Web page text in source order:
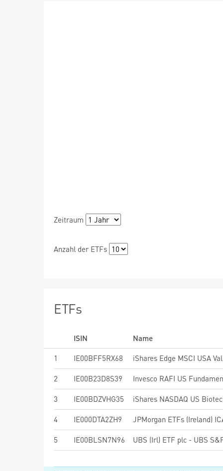
Zeitraum
Anzahl der ETFs
ETFs
ISIN
Name
1
IE00BFF5RX68
2 IE00B23D8S39 Invesco RAFI US
3 IE00BDZVHG35 iShares NASDAQ US
4 IE000DTA2ZH9
5 IE00BLSN7N96